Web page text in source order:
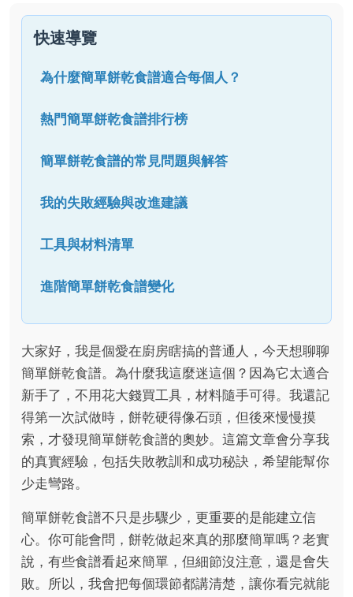
快速導覽
為什麼簡單餅乾食譜適合每個人？
熱門簡單餅乾食譜排行榜
簡單餅乾食譜的常見問題與解答
我的失敗經驗與改進建議
工具與材料清單
進階簡單餅乾食譜變化
大家好，我是個愛在廚房瞎搞的普通人，今天想聊聊
簡單餅乾食譜。為什麼我這麼迷這個？因為它太適合
新手了，不用花大錢買工具，材料隨手可得。我還記
得第一次試做時，餅乾硬得像石頭，但後來慢慢摸
索，才發現簡單餅乾食譜的奧妙。這篇文章會分享我
的真實經驗，包括失敗教訓和成功秘訣，希望能幫你
少走彎路。
簡單餅乾食譜不只是步驟少，更重要的是能建立信
心。你可能會問，餅乾做起來真的那麼簡單嗎？老實
說，有些食譜看起來簡單，但細節沒注意，還是會失
敗。所以，我會把每個環節都講清楚，讓你看完就能